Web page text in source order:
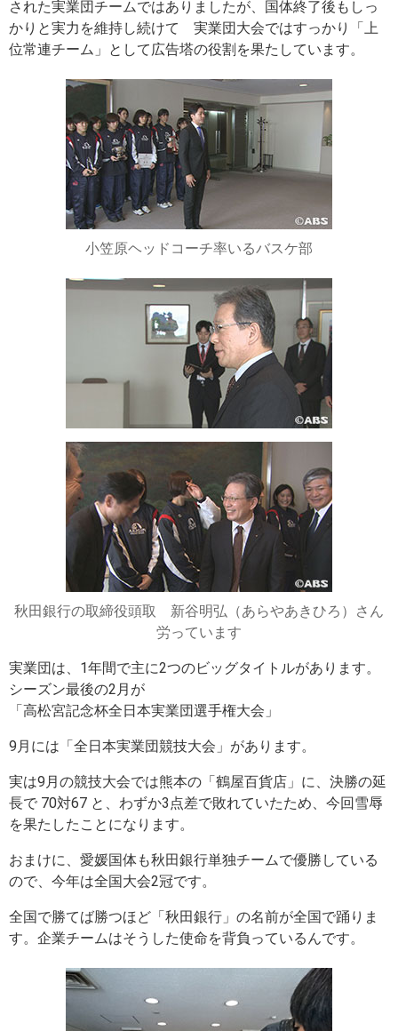
された実業団チームではありましたが、国体終了後もしっ
かりと実力を維持し続けて 実業団大会ではすっかり「上
位常連チーム」として広告塔の役割を果たしています。
小笠原ヘッドコーチ率いるバスケ部
秋田銀行の取締役頭取 新谷明弘（あらやあきひろ）さん
労っています
実業団は、1年間で主に2つのビッグタイトルがあります。
シーズン最後の2月が
「高松宮記念杯全日本実業団選手権大会」
9月には「全日本実業団競技大会」があります。
実は9月の競技大会では熊本の「鶴屋百貨店」に、決勝の延
長で 70対67 と、わずか3点差で敗れていたため、今回雪辱
を果たしたことになります。
おまけに、愛媛国体も秋田銀行単独チームで優勝している
ので、今年は全国大会2冠です。
全国で勝てば勝つほど「秋田銀行」の名前が全国で踊りま
す。企業チームはそうした使命を背負っているんです。